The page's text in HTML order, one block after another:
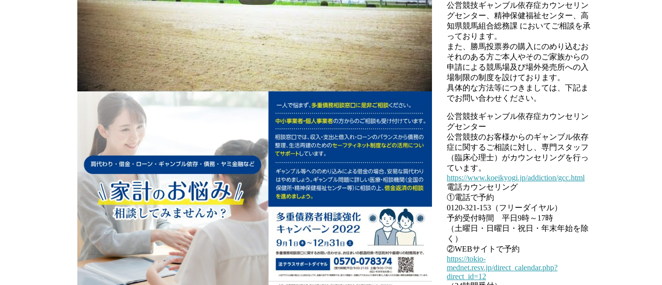
公営競技ギャンブル依存症カウンセリン
グセンター、精神保健福祉センター、高
知県競馬組合総務課 においてご相談を承
っております。
また、勝馬投票券の購入にのめり込むお
それのある方ご本人やそのご家族からの
申請による競馬場及び場外発売所への入
場制限の制度を設けております。
具体的な方法等につきましては、下記ま
でお問い合わせください。
公営競技ギャンブル依存症カウンセリン
グセンター
公営競技のお客様からのギャンブル依存
症に関するご相談に対し、専門スタッフ
（臨床心理士）がカウンセリングを行っ
ています。
https://www.koeikyogi.jp/addiction/gcc.html
電話カウンセリング
①電話で予約
0120-321-153（フリーダイヤル）
予約受付時間 平日9時～17時
（土曜日・日曜日・祝日・年末年始を除
く）
②WEBサイトで予約
https://tokio-
mednet.resv.jp/direct_calendar.php?
direct_id=12